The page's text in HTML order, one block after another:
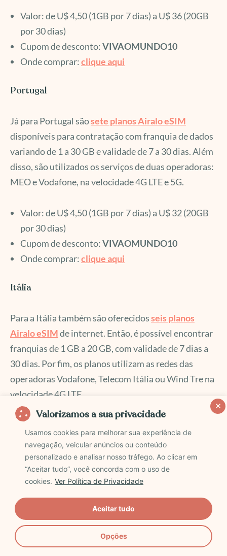
Valorizamos a sua privacidade
Usamos cookies para melhorar sua experiência de
navegação, veicular anúncios ou conteúdo
personalizado e analisar nosso tráfego. Ao clicar em
“Aceitar tudo”, você concorda com o uso de
cookies. Ver Política de Privacidade
Opções
Aceitar tudo
Valor: de U$ 4,50 (1GB por 7 dias) a U$ 36 (20GB
por 30 dias)
Cupom de desconto:VIVAOMUNDO10
Onde comprar:cliqueaqui
Portugal
Já para Portugal sãosete planos Airalo eSIM
disponíveis para contratação com franquia de dados
variando de 1 a 30 GB e validade de 7 a 30 dias. Além
disso, são utilizados os serviços de duas operadoras:
MEO e Vodafone, na velocidade 4G LTE e 5G.
Valor: de U$ 4,50 (1GB por 7 dias) a U$ 32 (20GB
por 30 dias)
Cupom de desconto:VIVAOMUNDO10
Onde comprar:clique aqui
Itália
Para a Itália também são oferecidosseis planos
Airalo eSIMde internet. Então, é possível encontrar
franquias de 1 GB a 20 GB, com validade de 7 dias a
30 dias. Por fim, os planos utilizam as redes das
operadoras Vodafone, Telecom Itália ou Wind Tre na
velocidade 4G LTE.
Valor: de U$ 4,50 (1GB por 7 dias) a U$ 33 (20GB
por 30 dias)
Cupom de desconto:VIVAOMUNDO10
Onde comprar:clique aqui
Espanha
Para a Espanha são seis planos Airalo eSIM
internet, também com franquias variando de 1GB a